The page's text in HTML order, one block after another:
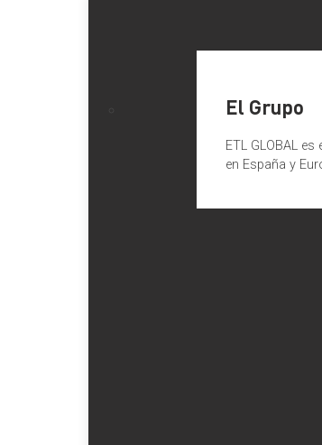
El Grupo
ETL GLOBAL
en España y